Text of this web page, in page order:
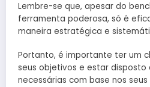
Lembre-se que, apesar do
ferramenta poderosa, só é
maneira estratégica e
Portanto, é importante ter um
seus objetivos e estar disposto
necessárias com base nos